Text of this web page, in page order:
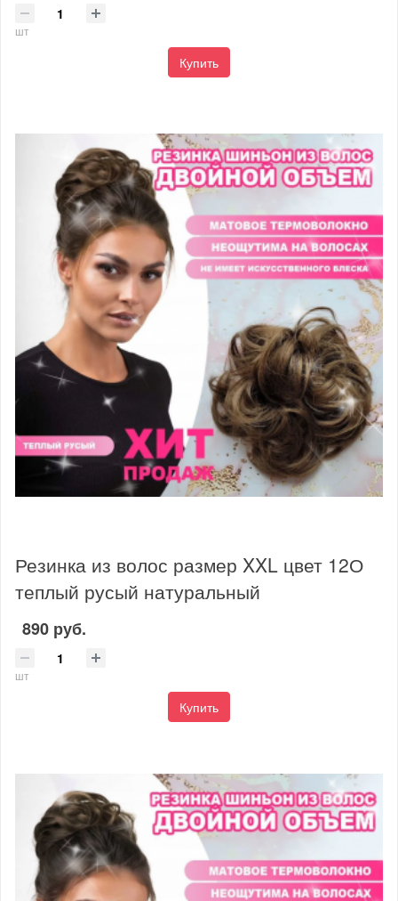
шт
Купить
Резинка из волос размер XXL цвет 12О
теплый русый натуральный
890 руб.
шт
Купить